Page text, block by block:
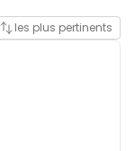
les plus pertinents